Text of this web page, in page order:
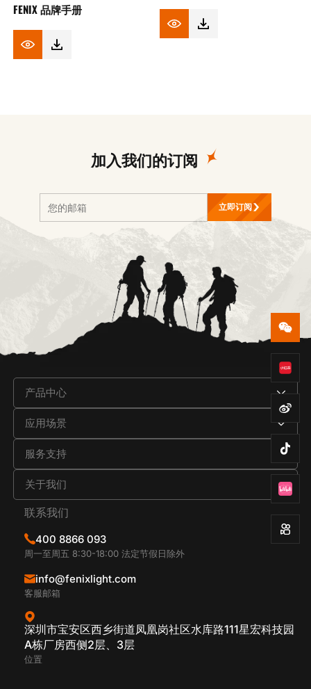
FENIX 品牌手册
加入我们的订阅
立即订阅
产品中心
应用场景
服务支持
关于我们
联系我们
400 8866 093
周一至周五 8:30-18:00 法定节假日除外
info@fenixlight.com
客服邮箱
深圳市宝安区西乡街道凤凰岗社区水库路111星宏科技园
A栋厂房西侧2层、3层
位置